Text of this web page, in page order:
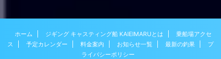
ホーム ジギング キャスティング船 KAIEIMARUとは
乗船場アクセ
ス
予定カレンダー 料金案内 お知らせ一覧 最新の釣果
プ
ライバシーポリシー